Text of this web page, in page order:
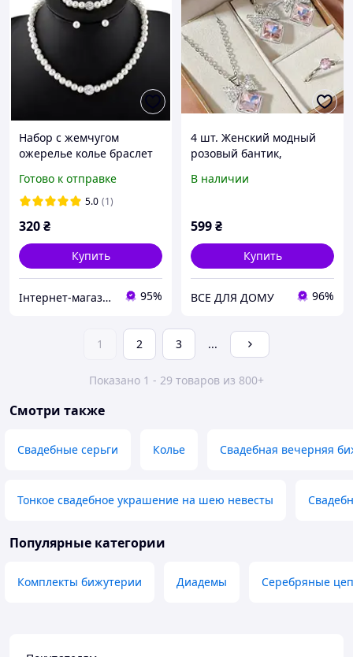
Набор с жемчугом
ожерелье колье браслет
комплект жемчуг
Готово к отправке
5.0 (1)
320₴
Купить
Інтернет-магазин "Vegvisir" 95%
4 шт. Женский модный
розовый бантик,
ожерелье, серьги,
украшения |
В наличии
599₴
Купить
ВСЕ ДЛЯ ДОМУ 96%
1 2 3 ...
Показано 1 - 29 товаров из 800+
Смотри также
Свадебные серьги Колье Свадебная вечерняя
Тонкое свадебное украшение на шею невесты
Популярные категории
Комплекты бижутерии Диадемы Серебряные